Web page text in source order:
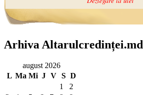
Arhiva Altarulcredinței.md
august 2026
L Ma Mi J V S D
1
2